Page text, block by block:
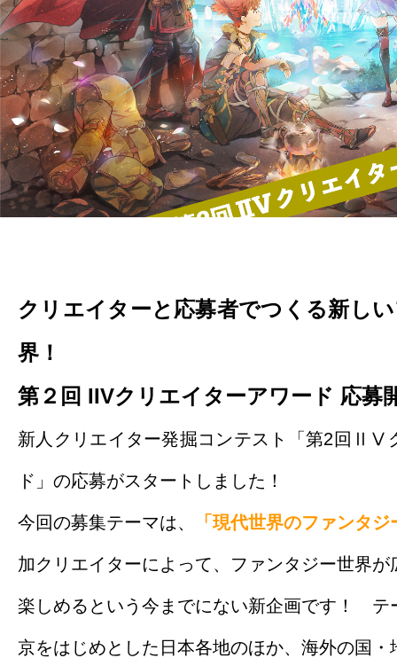
クリエイターと応募者でつくる新し
界！
第２回 IIVクリエイターアワード 応募
新人クリエイター発掘コンテスト「第2回ⅡⅤ
ド」の応募がスタートしました！
今回の募集テーマは、 「現代世界のファンタジ
加クリエイターによって、ファンタジー世界
楽しめるという今までにない新企画です！ テ
京をはじめとした日本各地のほか、海外の国